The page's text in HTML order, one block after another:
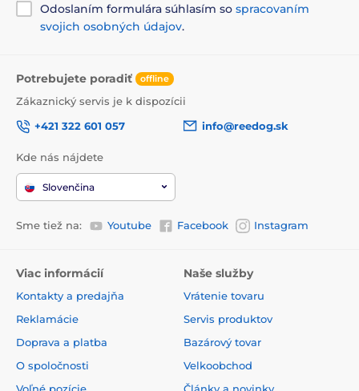
Odoslaním formulára súhlasím so spracovaním
svojich osobných údajov.
Potrebujete poradiť offline
Zákaznický servis je k dispozícii
+421 322 601 057
info@reedog.sk
Kde nás nájdete
Slovenčina
Sme tiež na: Youtube Facebook Instagram
Viac informácií
Kontakty a predajňa
Reklamácie
Doprava a platba
O spoločnosti
Naše služby
Vrátenie tovaru
Servis produktov
Bazárový tovar
Velkoobchod